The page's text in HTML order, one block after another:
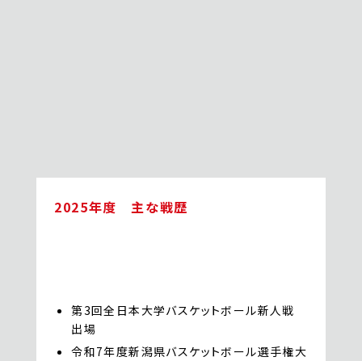
2025年度 主な戦歴
第3回全日本大学バスケットボール新人戦
出場
令和7年度新潟県バスケットボール選手権大